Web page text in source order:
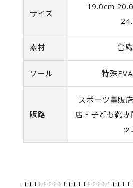
サイズ
19.0cm
素材 合
ソール 特殊
販路
スポーツ量販
店・子ども靴
ッ
++++++++++++++++++++++